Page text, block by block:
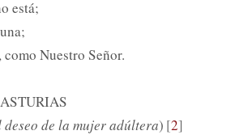
está;
como Nuestro Señor.
deseo de la mujer adúltera) 2